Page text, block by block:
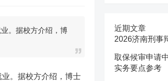
。据校方介绍，博
。据校方介绍，博士
近期文章
2026济南刑事
取保候审申请
实务要点参考